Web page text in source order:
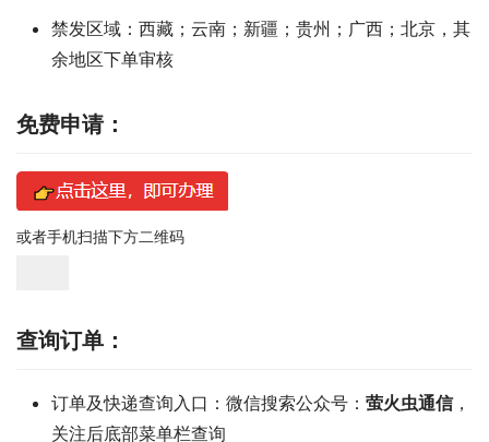
禁发区域：西藏；云南；新疆；贵州；广西；北京，其
余地区下单审核
免费申请：
或者手机扫描下方二维码
查询订单：
订单及快递查询入口：微信搜索公众号： 萤火虫通信，
关注后底部菜单栏查询